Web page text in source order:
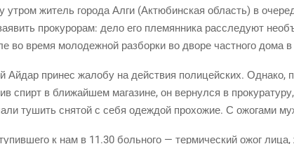
утром житель горо­да Алги (Актю­бин­ская область) в
про­ку­ро­рам: дело его пле­мян­ни­ка рас­сле­ду­ют
во вре­мя моло­деж­ной раз­бор­ки во дво­ре част­но­го дома в
Айдар при­нес жало­бу на дей­ствия поли­цей­ских. Одна­ко,
спирт в бли­жай­шем мага­зине, он вер­нул­ся в
тушить сня­той с себя одеж­дой про­хо­жие. С ожо­га­ми
к нам в 11.30 боль­но­го — тер­ми­че­ский ожог лица,